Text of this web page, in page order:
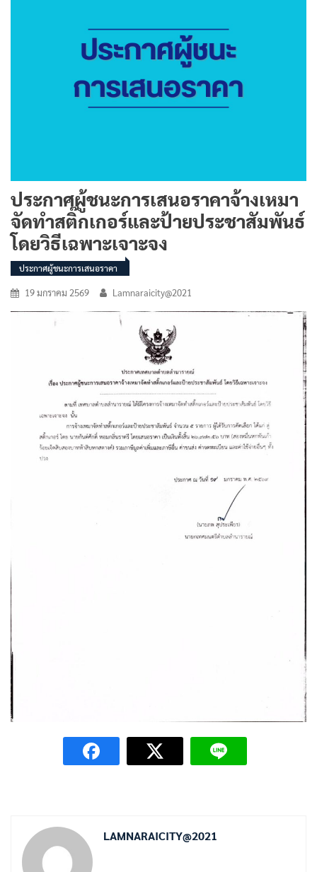
ประกาศผู้ชนะการเสนอราคาจ้างเหมา
จัดทำสติ๊กเกอร์และป้ายประชาสัมพันธ์
โดยวิธีเฉพาะเจาะจง
ประกาศผู้ชนะการเสนอราคา
19 มกราคม 2569 Lamnaraicity@2021
LAMNARAICITY@2021